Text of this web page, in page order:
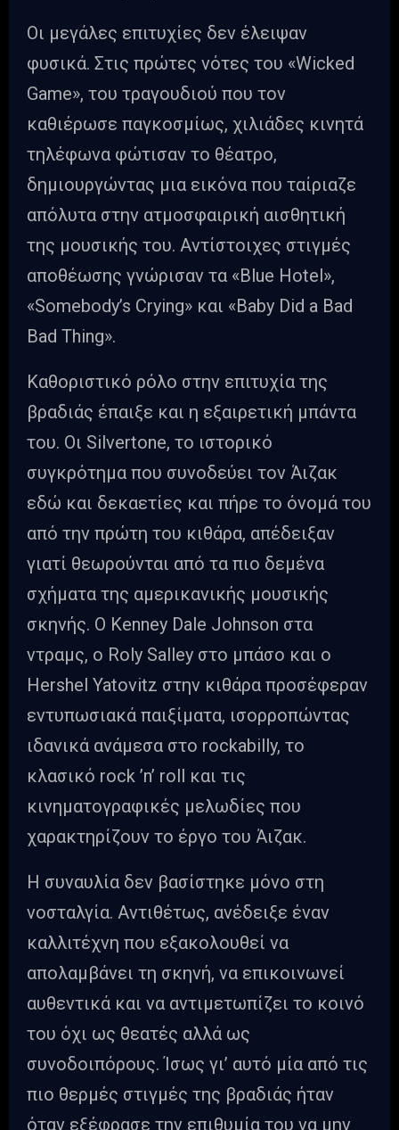
Οι μεγάλες επιτυχίες δεν έλειψαν
φυσικά. Στις πρώτες νότες του «Wicked
Game», του τραγουδιού που τον
καθιέρωσε παγκοσμίως, χιλιάδες κινητά
τηλέφωνα φώτισαν το θέατρο,
δημιουργώντας μια εικόνα που ταίριαζε
απόλυτα στην ατμοσφαιρική αισθητική
της μουσικής του. Αντίστοιχες στιγμές
αποθέωσης γνώρισαν τα «Blue Hotel»,
«Somebody’s Crying» και «Baby Did a Bad
Bad Thing».
Καθοριστικό ρόλο στην επιτυχία της
βραδιάς έπαιξε και η εξαιρετική μπάντα
του. Οι Silvertone, το ιστορικό
συγκρότημα που συνοδεύει τον Άιζακ
εδώ και δεκαετίες και πήρε το όνομά του
από την πρώτη του κιθάρα, απέδειξαν
γιατί θεωρούνται από τα πιο δεμένα
σχήματα της αμερικανικής μουσικής
σκηνής. Ο Kenney Dale Johnson στα
ντραμς, ο Roly Salley στο μπάσο και ο
Hershel Yatovitz στην κιθάρα προσέφεραν
εντυπωσιακά παιξίματα, ισορροπώντας
ιδανικά ανάμεσα στο rockabilly, το
κλασικό rock ’n’ roll και τις
κινηματογραφικές μελωδίες που
χαρακτηρίζουν το έργο του Άιζακ.
Η συναυλία δεν βασίστηκε μόνο στη
νοσταλγία. Αντιθέτως, ανέδειξε έναν
καλλιτέχνη που εξακολουθεί να
απολαμβάνει τη σκηνή, να επικοινωνεί
αυθεντικά και να αντιμετωπίζει το κοινό
του όχι ως θεατές αλλά ως
συνοδοιπόρους. Ίσως γι’ αυτό μία από τις
πιο θερμές στιγμές της βραδιάς ήταν
όταν εξέφρασε την επιθυμία του να μην